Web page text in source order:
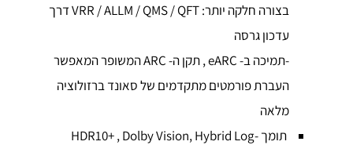
בצורה חלקה יותר: VRR / ALLM / QMS / QFT דרך
עדכון גרסה
-תמיכה ב- eARC , תקן ה- ARC המשופר המאפשר
העברת פורמטים מתקדמים של סאונד ברזולוציה
מלאה
תומך HDR10+ , Dolby Vision, Hybrid Log-